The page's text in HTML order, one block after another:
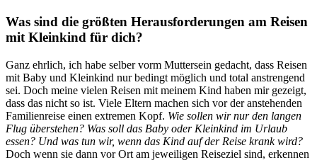
Was sind die größten Herausforderungen am Reisen
mit Kleinkind für dich?
Ganz ehrlich, ich habe selber vorm Muttersein gedacht, dass Reisen
mit Baby und Kleinkind nur bedingt möglich und total anstrengend
sei. Doch meine vielen Reisen mit meinem Kind haben mir gezeigt,
dass das nicht so ist. Viele Eltern machen sich vor der anstehenden
Familienreise einen extremen Kopf. Wie sollen wir nur den langen
Flug überstehen? Was soll das Baby oder Kleinkind im Urlaub
essen? Und was tun wir, wenn das Kind auf der Reise krank wird?
Doch wenn sie dann vor Ort am jeweiligen Reiseziel sind, erkennen